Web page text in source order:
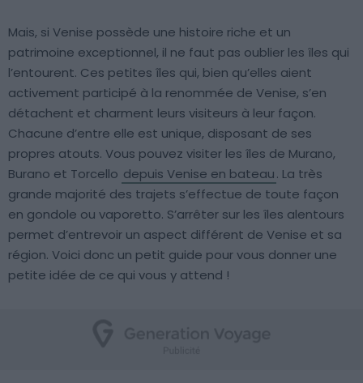
Mais, si Venise possède une histoire riche et un
patrimoine exceptionnel, il ne faut pas oublier les îles qui
l’entourent. Ces petites îles qui, bien qu’elles aient
activement participé à la renommée de Venise, s’en
détachent et charment leurs visiteurs à leur façon.
Chacune d’entre elle est unique, disposant de ses
propres atouts. Vous pouvez visiter les îles de Murano,
Burano et Torcello depuis Venise en bateau. La très
grande majorité des trajets s’effectue de toute façon
en gondole ou vaporetto. S’arrêter sur les îles alentours
permet d’entrevoir un aspect différent de Venise et sa
région. Voici donc un petit guide pour vous donner une
petite idée de ce qui vous y attend !